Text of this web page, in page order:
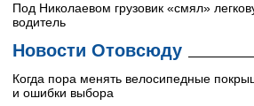
Под Николаевом грузовик «смял»
водитель
Новости Отовсюду
Когда пора менять велосипедные
и ошибки выбора